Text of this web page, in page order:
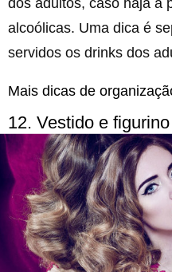
alcoólicas. Uma dica é
servidos os drinks dos
Mais dicas de
12. Vestido e figurino